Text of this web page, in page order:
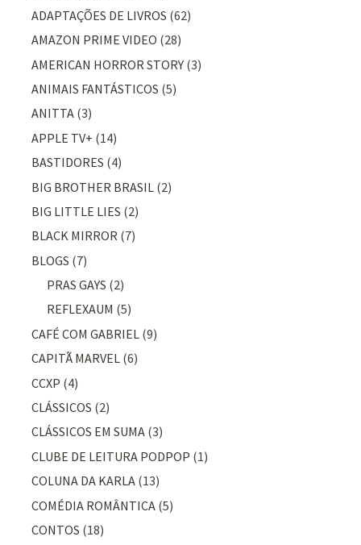
ADAPTAÇÕES DE LIVROS (62)
AMAZON PRIME VIDEO (28)
AMERICAN HORROR STORY (3)
ANIMAIS FANTÁSTICOS (5)
ANITTA (3)
APPLE TV+ (14)
BASTIDORES (4)
BIG BROTHER BRASIL (2)
BIG LITTLE LIES (2)
BLACK MIRROR (7)
BLOGS (7)
PRAS GAYS (2)
REFLEXAUM (5)
CAFÉ COM GABRIEL (9)
CAPITÃ MARVEL (6)
CCXP (4)
CLÁSSICOS (2)
CLÁSSICOS EM SUMA (3)
CLUBE DE LEITURA PODPOP (1)
COLUNA DA KARLA (13)
COMÉDIA ROMÂNTICA (5)
CONTOS (18)